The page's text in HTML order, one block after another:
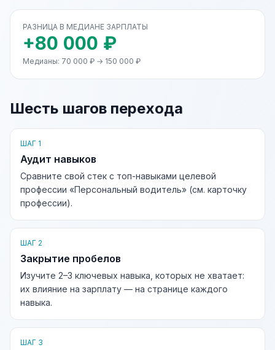
РАЗНИЦА В МЕДИАНЕ ЗАРПЛАТЫ
+80 000 ₽
Медианы: 70 000 ₽ → 150 000 ₽
Шесть шагов перехода
ШАГ 1
Аудит навыков
Сравните свой стек с топ-навыками целевой
профессии «Персональный водитель» (см. карточку
профессии).
ШАГ 2
Закрытие пробелов
Изучите 2–3 ключевых навыка, которых не хватает:
их влияние на зарплату — на странице каждого
навыка.
ШАГ 3